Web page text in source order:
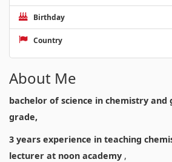
Birthday
Country
About Me
bachelor of science in chemistry and
grade,
3 years experience in teaching
lecturer at noon academy ,